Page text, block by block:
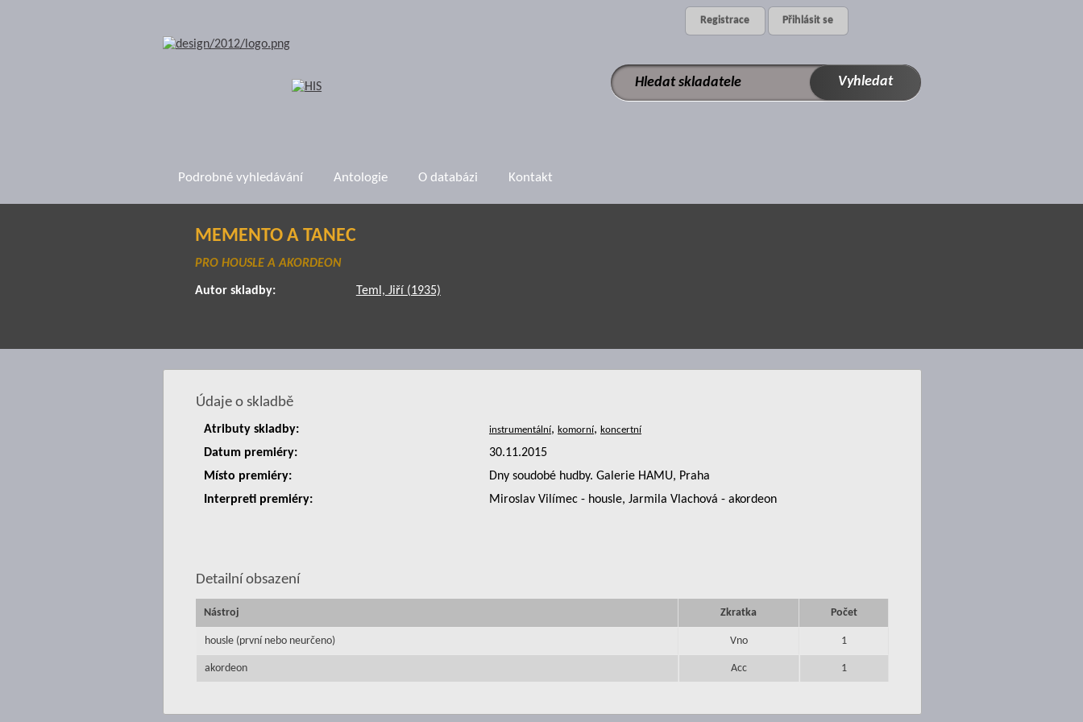
Registrace Přihlásit se
Podrobné vyhledávání Antologie O databázi Kontakt
MEMENTO A TANEC
PRO HOUSLE A AKORDEON
Autor skladby: Teml, Jiří (1935)
Údaje o skladbě
Atributy skladby: ,
,
Datum premiéry:
30.11.2015
Místo premiéry:
Dny soudobé hudby. Galerie HAMU, Praha
Interpreti premiéry:
Miroslav Vilímec - housle, Jarmila Vlachová - akordeon
Detailní obsazení
Nástroj Zkratka Počet
housle (první nebo neurčeno) Vno 1
akordeon Acc 1